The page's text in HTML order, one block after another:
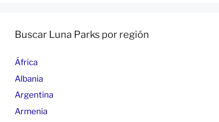
Buscar Luna Parks por región
África
Albania
Argentina
Armenia